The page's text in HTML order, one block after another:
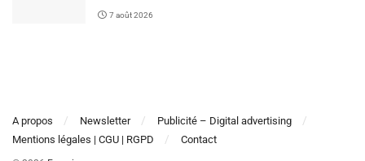
7 août 2026
A propos Newsletter
Publicité – Digital advertising
Mentions légales | CGU | RGPD
Contact